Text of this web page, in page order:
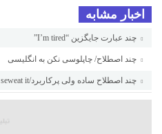
اخبار مشابه
چند عبارت جایگزین “I’m tired”
چند اصطلاح/ چاپلوسی نکن به انگلیسی
چند اصطلاح ساده ولی پرکاربرد/Don’t seweat it به چه معناست؟